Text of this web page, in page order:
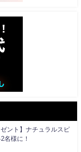
ント】ナチュラルスピ
名様に！